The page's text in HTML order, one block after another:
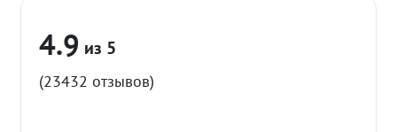
4.9
(23432 отзывов)